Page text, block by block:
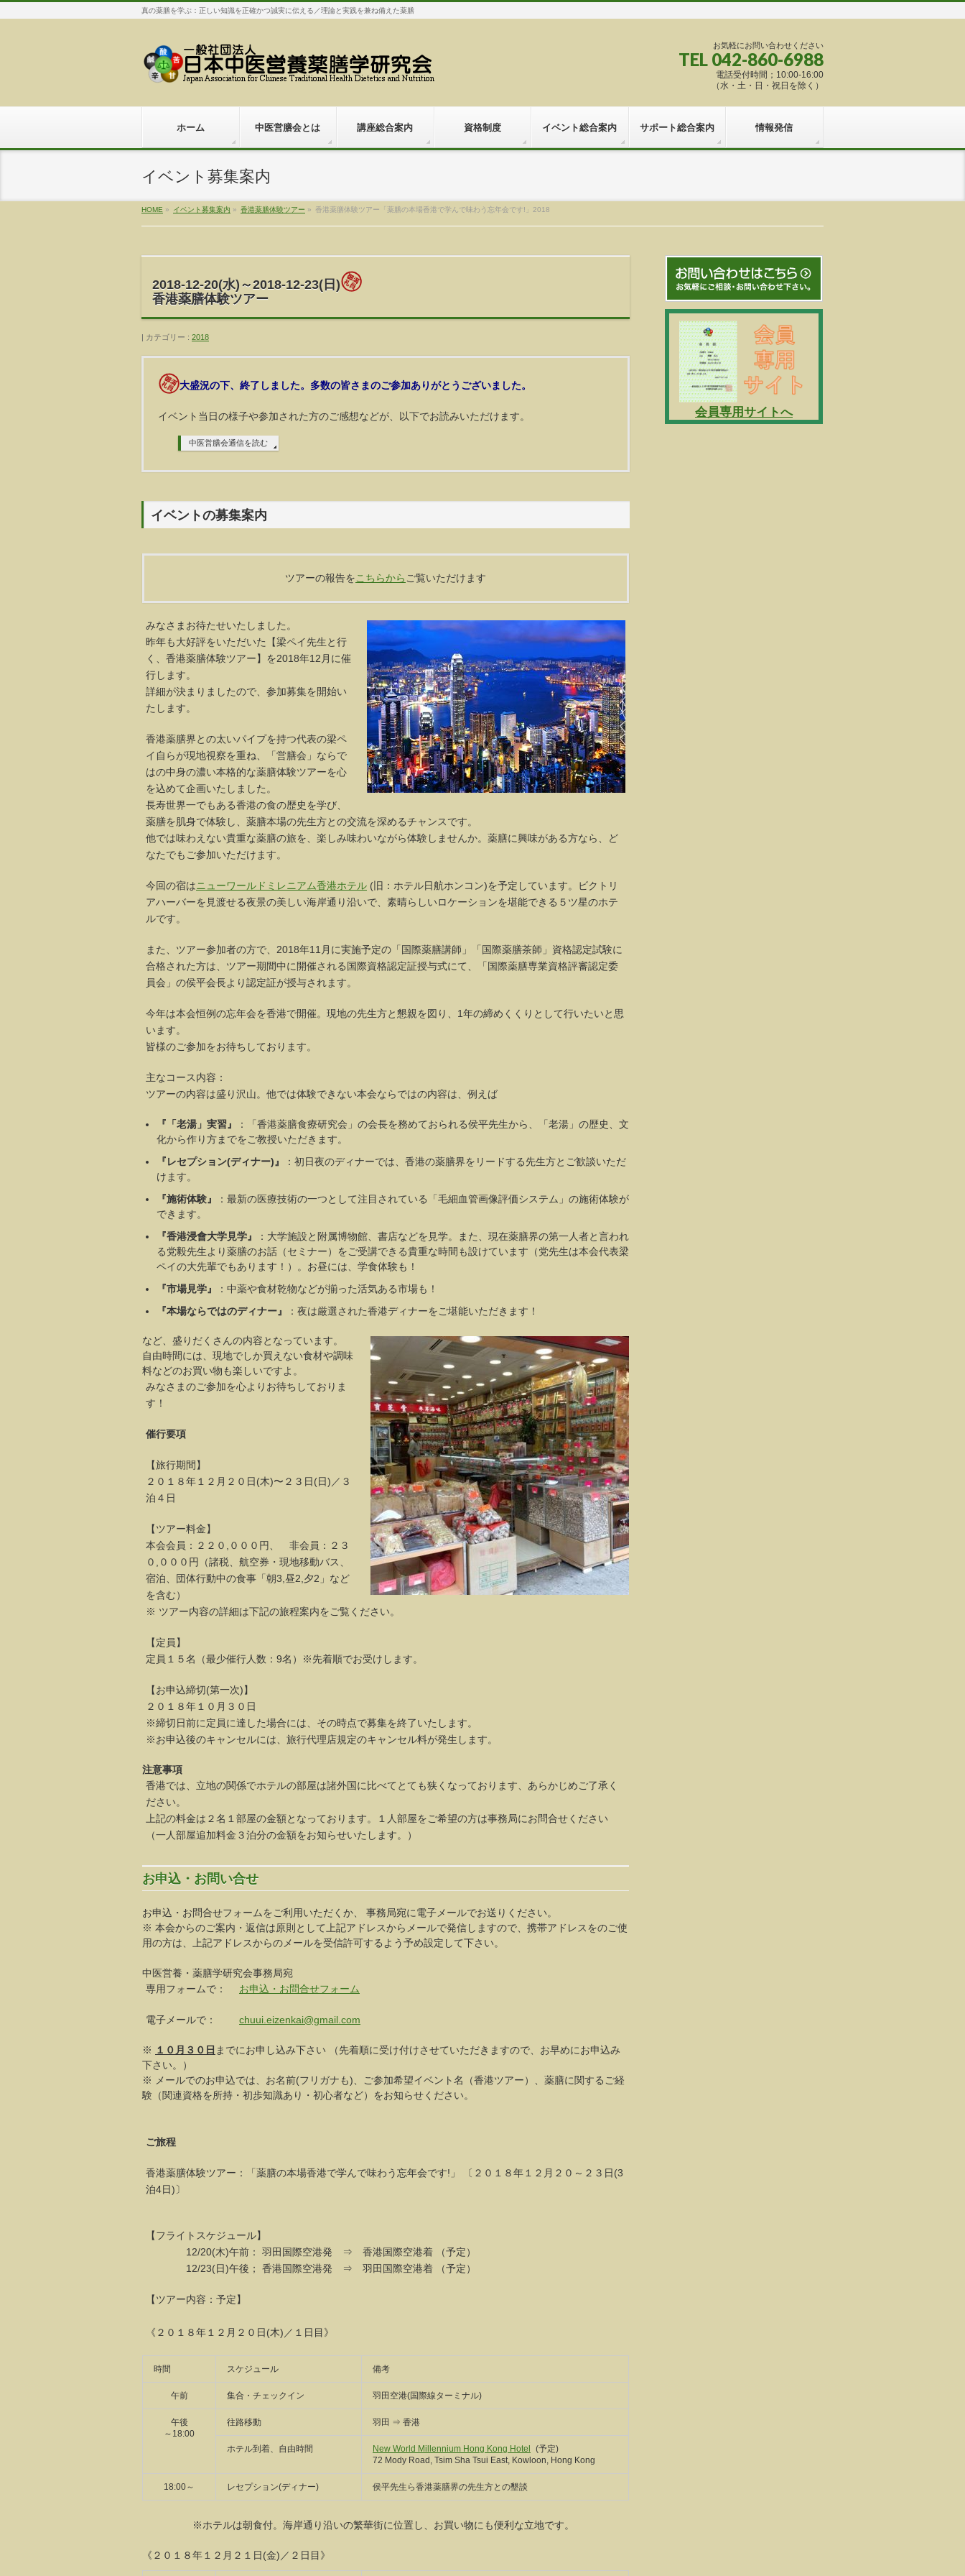
真の薬膳を学ぶ：正しい知識を正確かつ誠実に伝える／理論と実践を兼ね備えた薬膳
お気軽にお問い合わせください
TEL 042-860-6988
電話受付時間；10:00-16:00
（水・土・日・祝日を除く）
ホーム 中医営膳会とは 講座総合案内 資格制度 イベント総合案内 サポート総合案内 情報発信
イベント募集案内
HOME » イベント募集案内 » 香港薬膳体験ツアー » 香港薬膳体験ツアー「薬膳の本場香港で学んで味わう忘年会です!」2018
2018-12-20(水)～2018-12-23(日)
香港薬膳体験ツアー
カテゴリー : 2018
大盛況の下、終了しました。多数の皆さまのご参加ありがとうございました。
イベント当日の様子や参加された方のご感想などが、以下でお読みいただけます。
中医営膳会通信を読む
イベントの募集案内
ツアーの報告をこちらから ご覧いただけます
みなさまお待たせいたしました。
昨年も大好評をいただいた【梁ペイ先生と行
く、香港薬膳体験ツアー】を2018年12月に催
行します。
詳細が決まりましたので、参加募集を開始い
たします。
香港薬膳界との太いパイプを持つ代表の梁ペ
イ自らが現地視察を重ね、「営膳会」ならで
はの中身の濃い本格的な薬膳体験ツアーを心
を込めて企画いたしました。
長寿世界一でもある香港の食の歴史を学び、
薬膳を肌身で体験し、薬膳本場の先生方との交流を深めるチャンスです。
他では味わえない貴重な薬膳の旅を、楽しみ味わいながら体験しませんか。薬膳に興味がある方なら、ど
なたでもご参加いただけます。
今回の宿はニューワールドミレニアム香港ホテル (旧：ホテル日航ホンコン)を予定しています。ビクトリ
アハーバーを見渡せる夜景の美しい海岸通り沿いで、素晴らしいロケーションを堪能できる５ツ星のホテ
ルです。
また、ツアー参加者の方で、2018年11月に実施予定の「国際薬膳講師」「国際薬膳茶師」資格認定試験に
合格された方は、ツアー期間中に開催される国際資格認定証授与式にて、「国際薬膳専業資格評審認定委
員会」の侯平会長より認定証が授与されます。
今年は本会恒例の忘年会を香港で開催。現地の先生方と懇親を図り、1年の締めくくりとして行いたいと思
います。
皆様のご参加をお待ちしております。
主なコース内容：
ツアーの内容は盛り沢山。他では体験できない本会ならではの内容は、例えば
『「老湯」実習』
：「香港薬膳食療研究会」の会長を務めておられる侯平先生から、「老湯」の歴史、文
化から作り方までをご教授いただきます。
『レセプション(ディナー)』
：初日夜のディナーでは、香港の薬膳界をリードする先生方とご歓談いただ
けます。
『施術体験』
：最新の医療技術の一つとして注目されている「毛細血管画像評価システム」の施術体験が
できます。
『香港浸會大学見学』
：大学施設と附属博物館、書店などを見学。また、現在薬膳界の第一人者と言われ
る党毅先生より薬膳のお話（セミナー）をご受講できる貴重な時間も設けています（党先生は本会代表梁
ペイの大先輩でもあります！）。お昼には、学食体験も！
『市場見学』
：中薬や食材乾物などが揃った活気ある市場も！
『本場ならではのディナー』
：夜は厳選された香港ディナーをご堪能いただきます！
など、盛りだくさんの内容となっています。
自由時間には、現地でしか買えない食材や調味
料などのお買い物も楽しいですよ。
みなさまのご参加を心よりお待ちしておりま
す！
催行要項
【旅行期間】
２０１８年１２月２０日(木)〜２３日(日)／３
泊４日
【ツアー料金】
本会会員：２２０,０００円、 非会員：２３
０,０００円（諸税、航空券・現地移動バス、
宿泊、団体行動中の食事「朝3,昼2,夕2」など
を含む）
※ ツアー内容の詳細は下記の旅程案内をご覧ください。
【定員】
定員１５名（最少催行人数：9名）※先着順でお受けします。
【お申込締切(第一次)】
２０１８年１０月３０日
※締切日前に定員に達した場合には、その時点で募集を終了いたします。
※お申込後のキャンセルには、旅行代理店規定のキャンセル料が発生します。
注意事項
香港では、立地の関係でホテルの部屋は諸外国に比べてとても狭くなっております、あらかじめご了承く
ださい。
上記の料金は２名１部屋の金額となっております。１人部屋をご希望の方は事務局にお問合せください
（一人部屋追加料金３泊分の金額をお知らせいたします。）
お申込・お問い合せ
お申込・お問合せフォームをご利用いただくか、 事務局宛に電子メールでお送りください。
※ 本会からのご案内・返信は原則として上記アドレスからメールで発信しますので、携帯アドレスをのご使
用の方は、上記アドレスからのメールを受信許可するよう予め設定して下さい。
中医営養・薬膳学研究会事務局宛
専用フォームで： お申込・お問合せフォーム
電子メールで： chuui.eizenkai@gmail.com
※ １０月３０日 までにお申し込み下さい （先着順に受け付けさせていただきますので、お早めにお申込み
下さい。）
※ メールでのお申込では、お名前(フリガナも)、ご参加希望イベント名（香港ツアー）、薬膳に関するご経
験（関連資格を所持・初歩知識あり・初心者など）をお知らせください。
ご旅程
香港薬膳体験ツアー：「薬膳の本場香港で学んで味わう忘年会です!」
〔２０１８年１２月２０～２３日(3
泊4日)〕
【フライトスケジュール】
12/20(木)午前： 羽田国際空港発 ⇒ 香港国際空港着 （予定）
12/23(日)午後； 香港国際空港発 ⇒ 羽田国際空港着 （予定）
【ツアー内容：予定】
《２０１８年１２月２０日(木)／１日目》
時間 スケジュール 備考
午前 集合・チェックイン 羽田空港(国際線ターミナル)
往路移動 羽田 ⇒ 香港
午後
～18:00
ホテル到着、自由時間
New World Millennium Hong Kong Hotel
(予定)
72 Mody Road, Tsim Sha Tsui East, Kowloon, Hong Kong
18:00～ レセプション(ディナー) 侯平先生ら香港薬膳界の先生方との墾談
※ホテルは朝食付。海岸通り沿いの繁華街に位置し、お買い物にも便利な立地です。
《２０１８年１２月２１日(金)／２日目》
会員専用サイトへ